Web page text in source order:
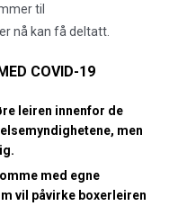
til
nå kan få deltatt.
COVID-19
leiren innenfor de
men
med egne
vil påvirke boxerleiren